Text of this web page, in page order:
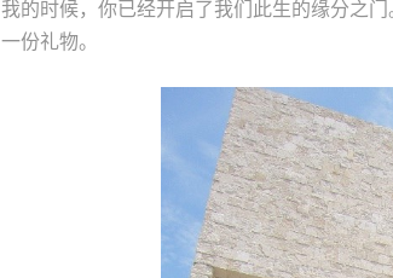
我的时候，你已经开启了我们此生的缘分之
一份礼物。